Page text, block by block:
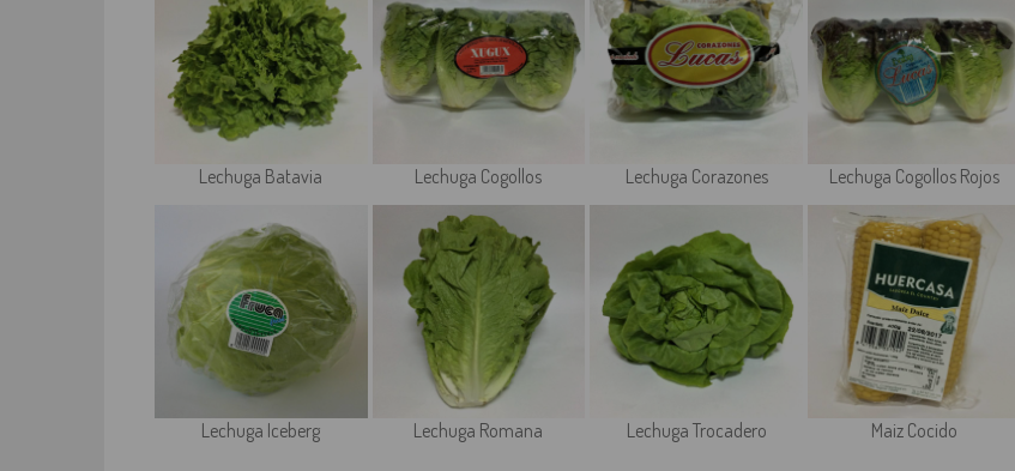
Lechuga Batavia Lechuga Cogollos Lechuga Corazones Lechuga Cogollos Rojos
Lechuga Iceberg Lechuga Romana Lechuga Trocadero Maiz Cocido